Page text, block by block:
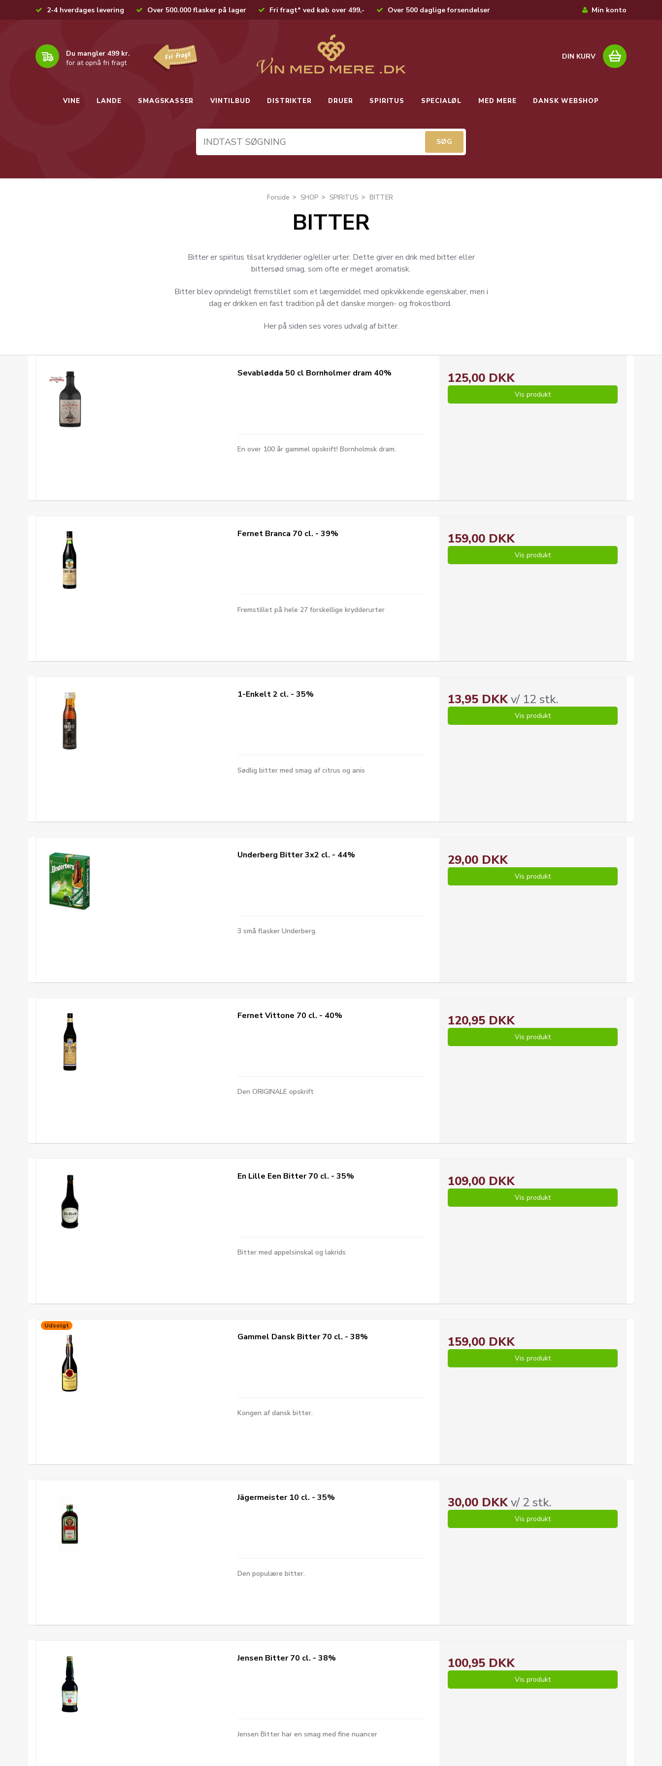
2-4 hverdages levering Over 500.000 flasker på lager Fri fragt* ved køb over 499,- Over 500 daglige forsendelser Min konto
Du mangler 499 kr.
for at opnå fri fragt
DIN KURV
VINE LANDE SMAGSKASSER VINTILBUD DISTRIKTER DRUER SPIRITUS SPECIALØL MED MERE DANSK WEBSHOP
Forside SHOP SPIRITUS BITTER
BITTER
Bitter er spiritus tilsat krydderier og/eller urter. Dette giver en drik med bitter eller
bittersød smag, som ofte er meget aromatisk.
Bitter blev oprindeligt fremstillet som et lægemiddel med opkvikkende egenskaber, men i
dag er drikken en fast tradition på det danske morgen- og frokostbord.
Her på siden ses vores udvalg af bitter.
Sevablødda 50 cl Bornholmer dram 40%
En over 100 år gammel opskrift! Bornholmsk dram.
125,00 DKK
Vis produkt
Fernet Branca 70 cl. - 39%
Fremstillet på hele 27 forskellige krydderurter
159,00 DKK
Vis produkt
1-Enkelt 2 cl. - 35%
Sødlig bitter med smag af citrus og anis
13,95 DKKv/ 12 stk.
Vis produkt
Underberg Bitter 3x2 cl. - 44%
3 små flasker Underberg.
29,00 DKK
Vis produkt
Fernet Vittone 70 cl. - 40%
Den ORIGINALE opskrift
120,95 DKK
Vis produkt
En Lille Een Bitter 70 cl. - 35%
Bitter med appelsinskal og lakrids
109,00 DKK
Vis produkt
Udsolgt
Gammel Dansk Bitter 70 cl. - 38%
Kongen af dansk bitter.
159,00 DKK
Vis produkt
Jägermeister 10 cl. - 35%
Den populære bitter.
30,00 DKKv/ 2 stk.
Vis produkt
Jensen Bitter 70 cl. - 38%
Jensen Bitter har en smag med fine nuancer
100,95 DKK
Vis produkt